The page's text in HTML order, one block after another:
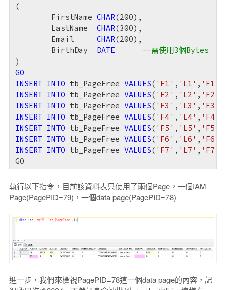
(
	FirstName
CHAR(200),
	LastName
CHAR(300),
	Email
CHAR(200),
	BirthDay
DATE
--需使用3個Bytes
GO
INSERT INTO tb_PageFree VALUES( 'F1' , 'L1' ,
INSERT INTO tb_PageFree VALUES( 'F2' , 'L2' ,
INSERT INTO tb_PageFree VALUES( 'F3' , 'L3' ,
INSERT INTO tb_PageFree VALUES( 'F4' , 'L4' ,
INSERT INTO tb_PageFree VALUES( 'F5' , 'L5' ,
INSERT INTO tb_PageFree VALUES( 'F6' , 'L6' ,
INSERT INTO tb_PageFree VALUES( 'F7' , 'L7' ,
GO
執行以下指令，目前該資料表只使用了兩個Page，一個IAM
Page(PagePID=79)，一個data page(PagePID=78)
進一步，我們來檢視PagePID=78這一個data page的內容，記